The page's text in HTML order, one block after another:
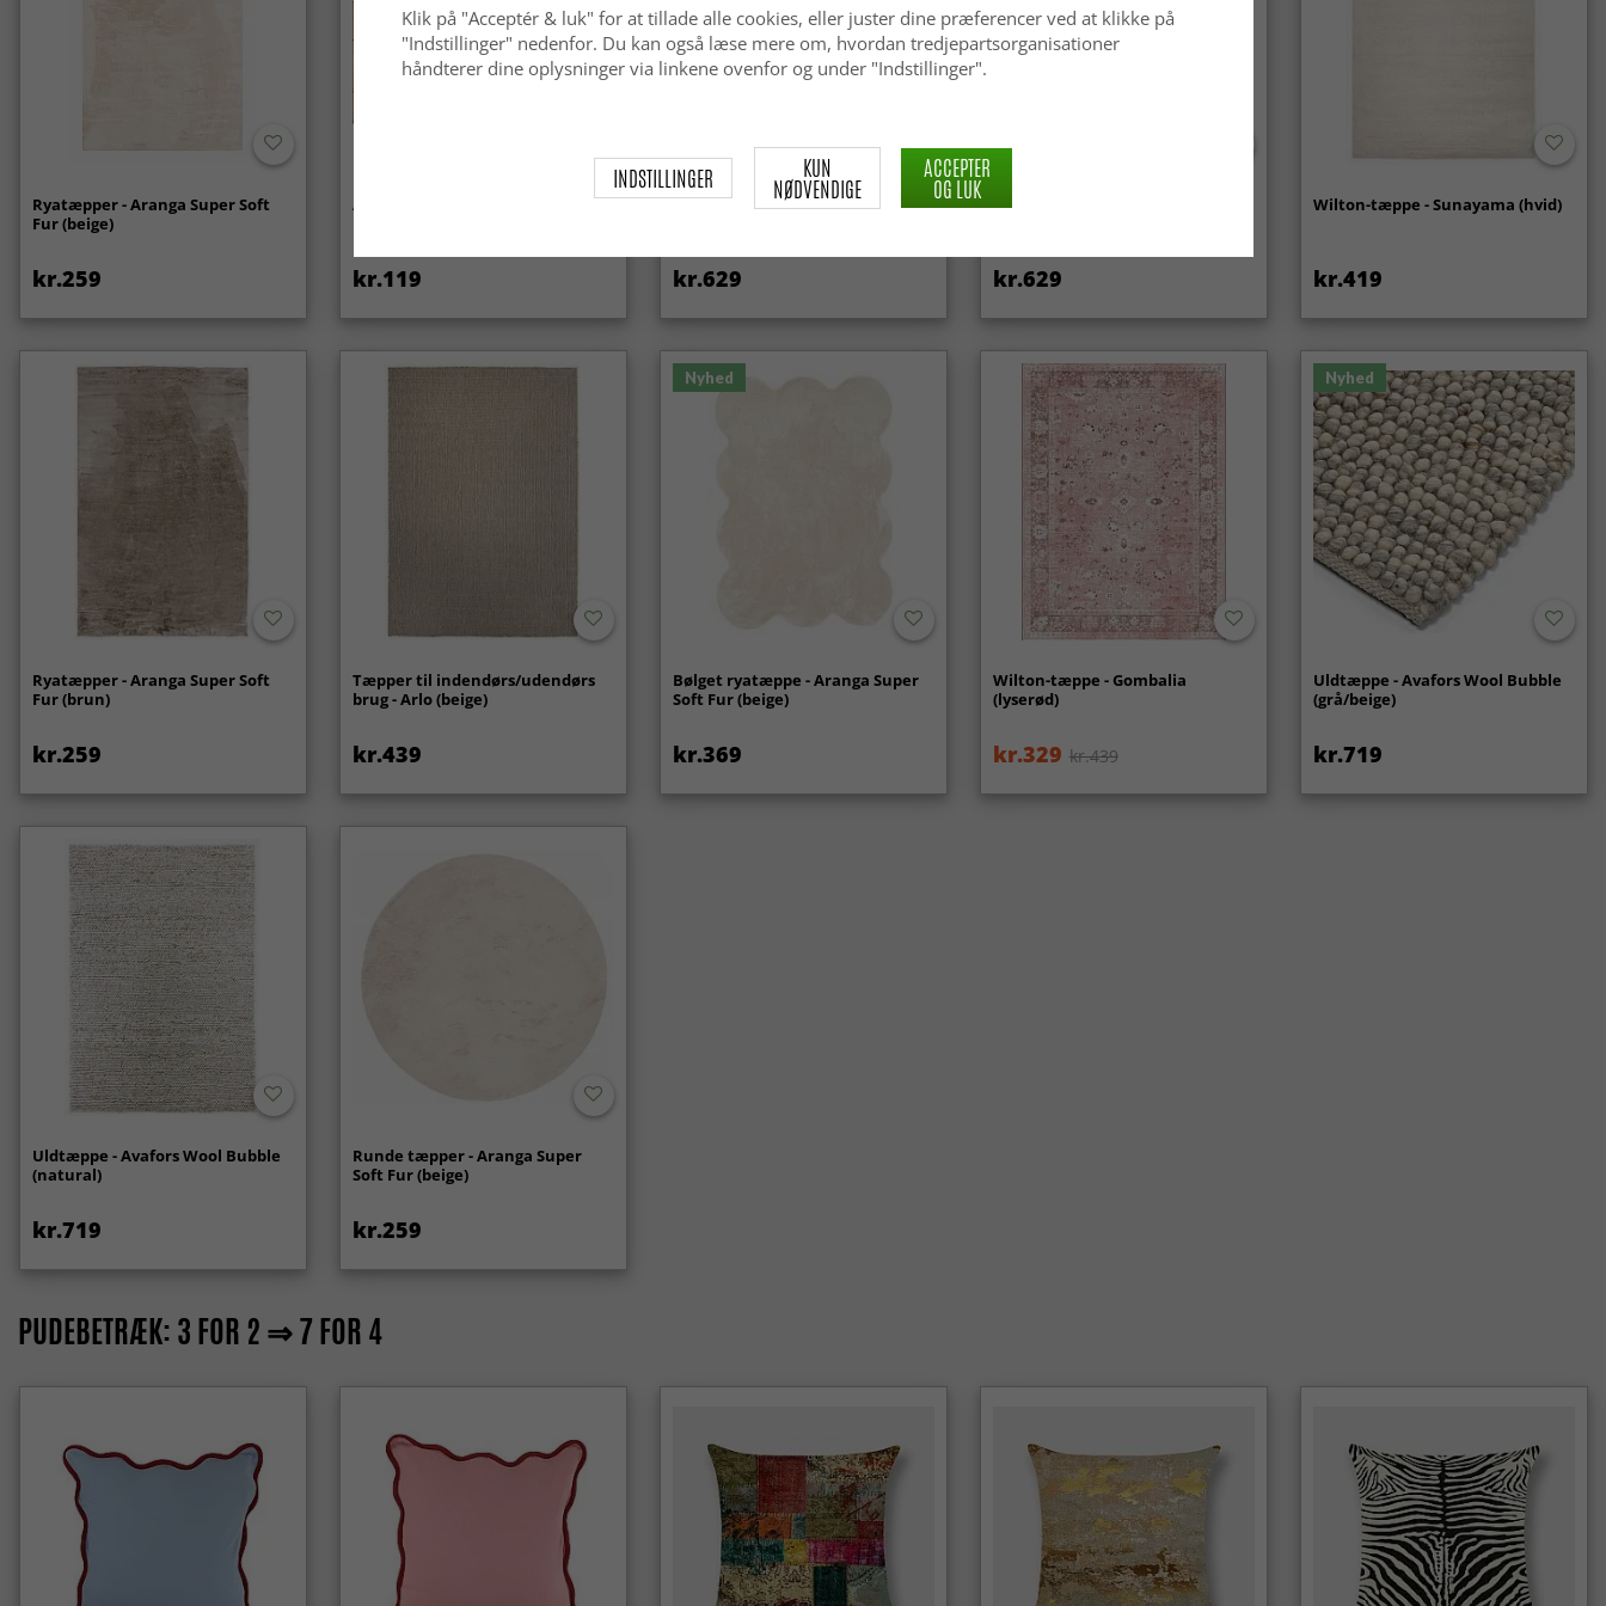
Ryatæpper - Aranga Super Soft
Fur (beige)
kr.259
Anti-slip/Skridsikker
kr.119
Uldtæppe - Avafors Wool Bubble
kr.629
Uldtæppe - Coastal (creme)
kr.629
Wilton-tæppe - Sunayama (hvid)
kr.419
Ryatæpper - Aranga Super Soft
Fur (brun)
kr.259
Tæpper til indendørs/udendørs
brug - Arlo (beige)
kr.439
Nyhed
Bølget ryatæppe - Aranga Super
Soft Fur (beige)
kr.369
Wilton-tæppe - Gombalia
(lyserød)
kr.329 kr.439
Nyhed
Uldtæppe - Avafors Wool Bubble
(grå/beige)
kr.719
Uldtæppe - Avafors Wool Bubble
(natural)
kr.719
Runde tæpper - Aranga Super
Soft Fur (beige)
kr.259
PUDEBETRÆK: 3 FOR 2 ⇒ 7 FOR 4
Klik på "Acceptér & luk" for at tillade alle cookies, eller juster dine præferencer ved at klikke på
"Indstillinger" nedenfor. Du kan også læse mere om, hvordan tredjepartsorganisationer
håndterer dine oplysninger via linkene ovenfor og under "Indstillinger".
INDSTILLINGER KUN
NØDVENDIGE
ACCEPTER
OG LUK